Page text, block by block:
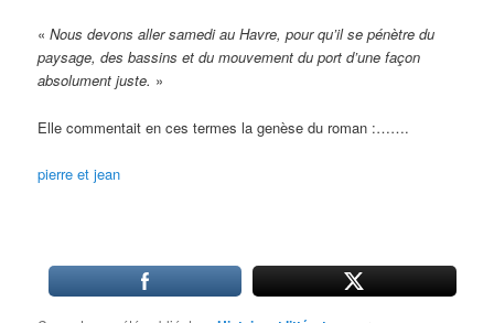
«Nous devons aller samedi au Havre, pour qu’il se pénètre du
paysage, des bassins et du mouvement du port d’une façon
absolument juste. »
Elle commentait en ces termes la genèse du roman :…….
pierre et jean